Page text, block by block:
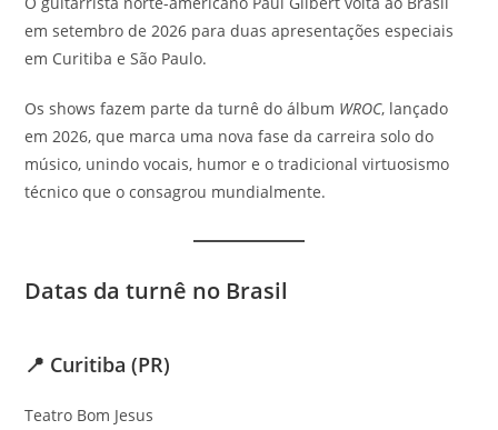
em setembro de 2026 para duas apresentações especiais
em Curitiba e São Paulo.
Os shows fazem parte da turnê do álbum WROC, lançado
em 2026, que marca uma nova fase da carreira solo do
músico, unindo vocais, humor e o tradicional virtuosismo
técnico que o consagrou mundialmente.
Datas da turnê no Brasil
📍 Curitiba (PR)
Teatro Bom Jesus